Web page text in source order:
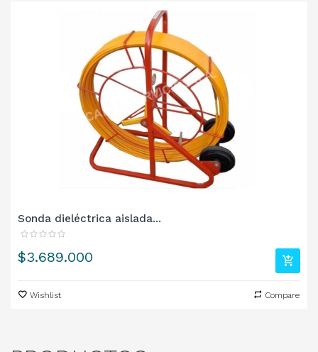
Sonda dieléctrica aislada...
Precio
$3.689.000
Wishlist Compare